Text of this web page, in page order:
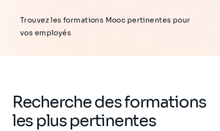
Trouvez les formations Mooc pertinentes pour
vos employés
Recherche des formations
les plus pertinentes